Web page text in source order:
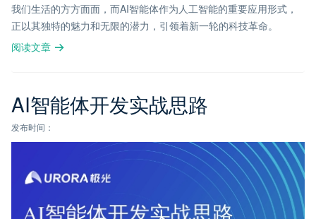
我们生活的方方面面，而AI智能体作为人工智能的重要应用形式，
正以其独特的魅力和无限的潜力，引领着新一轮的科技革命。
阅读文章
AI智能体开发实战思路
发布时间：